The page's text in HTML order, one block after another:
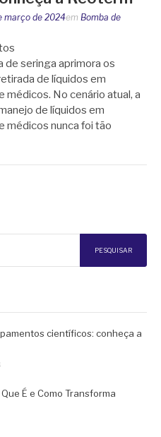
março de 2024em Bomba de
de seringa aprimora os
de líquidos em
médicos. No cenário atual, a
de líquidos em
médicos nunca foi tão
PESQUISAR
científicos: conheça a
É e Como Transforma